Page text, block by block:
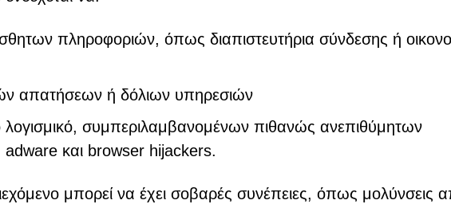
πληροφοριών, όπως διαπιστευτήρια σύνδεσης ή
απατήσεων ή δόλιων υπηρεσιών
λογισμικό, συμπεριλαμβανομένων πιθανώς ανεπιθύμητων
και browser hijackers.
μπορεί να έχει σοβαρές συνέπειες, όπως μολύνσεις